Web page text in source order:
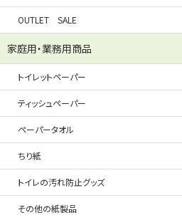
OUTLET SALE
家庭用・業務用商品
トイレットペーパー
ティッシュペーパー
ペーパータオル
ちり紙
トイレの汚れ防止グッズ
その他の紙製品